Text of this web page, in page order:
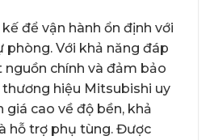
để vận hành ổn định với
phòng. Với khả năng đáp
chính và đảm bảo
thương hiệu Mitsubishi uy
giá cao về độ bền, khả
hỗ trợ phụ tùng. Được